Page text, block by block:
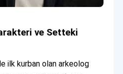
ve Setteki
ilk kurban olan arkeolog